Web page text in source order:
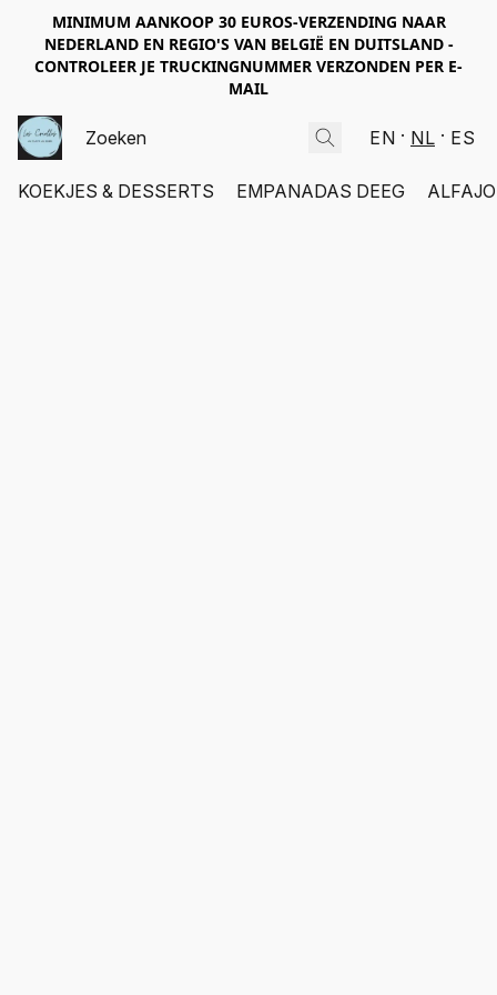
MINIMUM AANKOOP 30 EUROS-VERZENDING NAAR
NEDERLAND EN REGIO'S VAN BELGIË EN DUITSLAND -
CONTROLEER JE TRUCKINGNUMMER VERZONDEN PER E-
MAIL
EN NL ES
KOEKJES & DESSERTS EMPANADAS DEEG